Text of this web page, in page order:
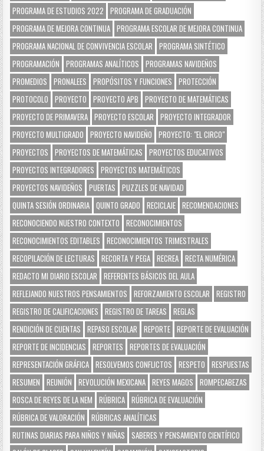
PROGRAMA DE ESTUDIOS 2022
PROGRAMA DE GRADUACIÓN
PROGRAMA DE MEJORA CONTINUA PROGRAMA ESCOLAR DE MEJORA CONTINUA
PROGRAMA NACIONAL DE CONVIVENCIA ESCOLAR
PROGRAMA SINTÉTICO
PROGRAMACIÓN
PROGRAMAS ANALÍTICOS
PROGRAMAS NAVIDEÑOS
PROMEDIOS
PRONALEES PROPÓSITOS Y FUNCIONES
PROTECCIÓN
PROTOCOLO
PROYECTO PROYECTO APB
PROYECTO DE MATEMÁTICAS
PROYECTO DE PRIMAVERA PROYECTO ESCOLAR
PROYECTO INTEGRADOR
PROYECTO MULTIGRADO
PROYECTO NAVIDEÑO
PROYECTO: "EL CIRCO"
PROYECTOS
PROYECTOS DE MATEMÁTICAS
PROYECTOS EDUCATIVOS
PROYECTOS INTEGRADORES
PROYECTOS MATEMÁTICOS
PROYECTOS NAVIDEÑOS
PUERTAS
PUZZLES DE NAVIDAD
QUINTA SESIÓN ORDINARIA QUINTO GRADO RECICLAJE RECOMENDACIONES
RECONOCIENDO NUESTRO CONTEXTO
RECONOCIMIENTOS
RECONOCIMIENTOS EDITABLES
RECONOCIMIENTOS TRIMESTRALES
RECOPILACIÓN DE LECTURAS
RECORTA Y PEGA RECREA RECTA NUMÉRICA
REDACTO MI DIARIO ESCOLAR
REFERENTES BÁSICOS DEL AULA
REFLEJANDO NUESTROS PENSAMIENTOS
REFORZAMIENTO ESCOLAR
REGISTRO
REGISTRO DE CALIFICACIONES
REGISTRO DE TAREAS
REGLAS
RENDICIÓN DE CUENTAS
REPASO ESCOLAR REPORTE REPORTE DE EVALUACIÓN
REPORTE DE INCIDENCIAS
REPORTES
REPORTES DE EVALUACIÓN
REPRESENTACIÓN GRÁFICA RESOLVEMOS CONFLICTOS RESPETO
RESPUESTAS
RESUMEN
REUNIÓN REVOLUCIÓN MEXICANA REYES MAGOS
ROMPECABEZAS
ROSCA DE REYES DE LA NEM
RÚBRICA RÚBRICA DE EVALUACIÓN
RÚBRICA DE VALORACIÓN
RÚBRICAS ANALÍTICAS
RUTINAS DIARIAS PARA NIÑOS Y NIÑAS
SABERES Y PENSAMIENTO CIENTÍFICO